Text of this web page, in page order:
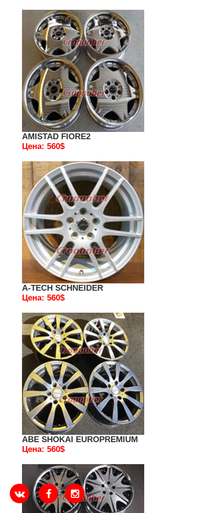
AMISTAD FIORE2
Цена: 560$
A-TECH SCHNEIDER
Цена: 560$
ABE SHOKAI EUROPREMIUM
Цена: 560$